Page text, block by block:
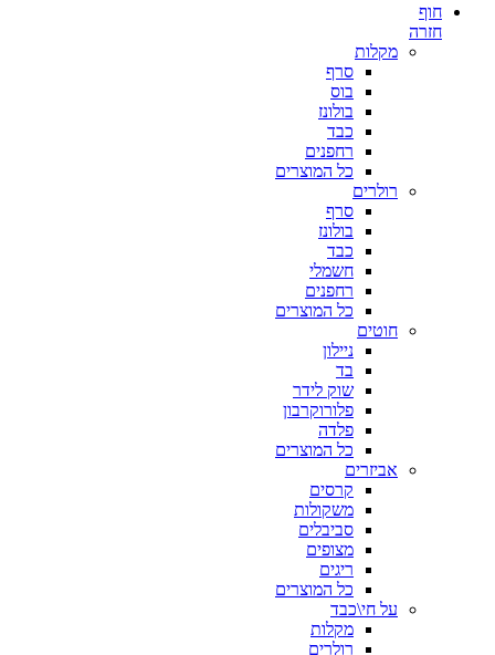
חוף
חזרה
מקלות
סרף
בוס
בולונז
כבד
רחפנים
כל המוצרים
רולרים
סרף
בולונז
כבד
חשמלי
רחפנים
כל המוצרים
חוטים
ניילון
בד
שוק לידר
פלורוקרבון
פלדה
כל המוצרים
אביזרים
קרסים
משקולות
סביבלים
מצופים
ריגים
כל המוצרים
על חי\כבד
מקלות
רולרים